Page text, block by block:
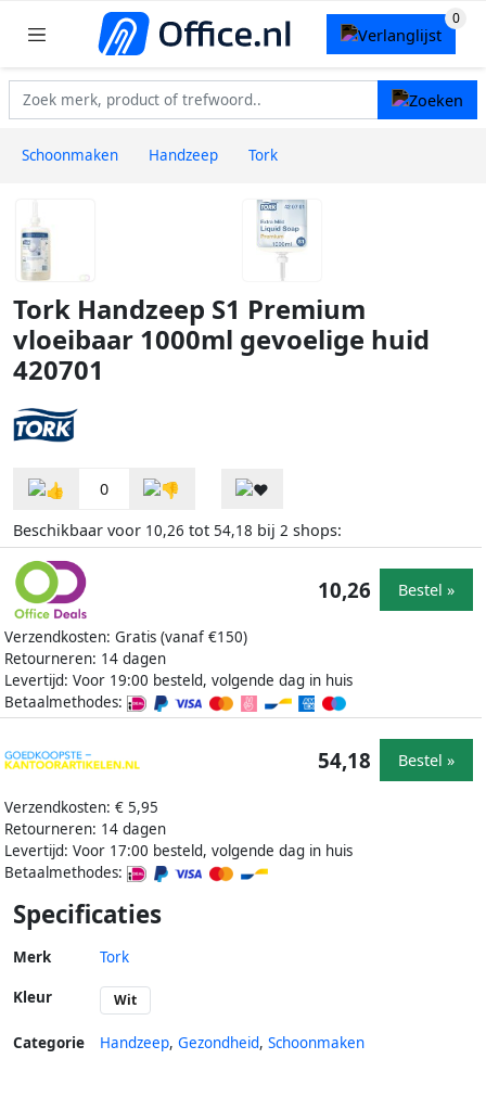
Schoonmaken Handzeep Tork
Tork Handzeep S1 Premium
vloeibaar 1000ml gevoelige huid
420701
0
Beschikbaar voor 10,26 tot 54,18 bij 2 shops:
Verzendkosten: Gratis (vanaf €150)
Retourneren: 14 dagen
Levertijd: Voor 19:00 besteld, volgende dag in huis
Betaalmethodes:
10,26 Bestel »
Verzendkosten: € 5,95
Retourneren: 14 dagen
Levertijd: Voor 17:00 besteld, volgende dag in huis
Betaalmethodes:
54,18 Bestel »
Specificaties
Merk Tork
Kleur Wit
Categorie Handzeep, Gezondheid, Schoonmaken